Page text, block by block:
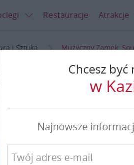
Restauracje Atrakcje
i Sztuka Muzyczny Zamek:
Zamek:Chcesz
w
Najnowsze